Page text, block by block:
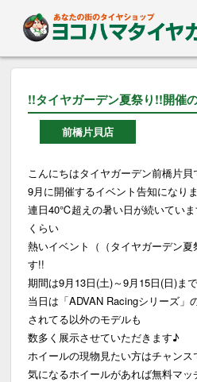
!!タイヤガーデン夏祭り!!開催
前橋片貝店
こんにちはタイヤガーデン前橋片貝
9月に開催するイベント告知になり
連日40℃超えの暑い日が続いてい
くらい
熱いイベント（（タイヤガーデン
す!!
期間は9月13日(土)～9月15日(日)ま
当日は「ADVAN Racingシリーズ」
されてる以外のモデルも
数多く展示させていただきます♪
ホイールの現物見たい方はチャンス
気になるホイールがあれば無料マ